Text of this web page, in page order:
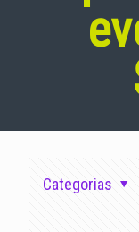
Categorias